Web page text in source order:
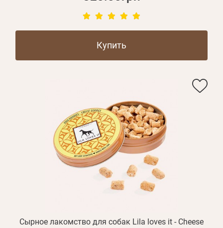
Купить
Сырное лакомство для собак Lila loves it - Cheese